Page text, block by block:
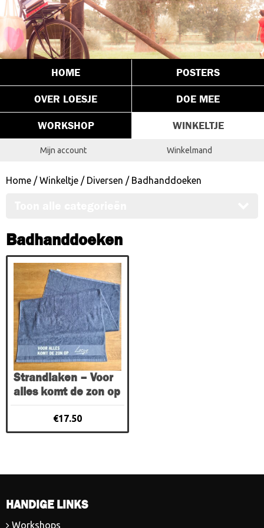
HOME POSTERS
OVER LOESJE DOE MEE
WORKSHOP WINKELTJE
Mijn account Winkelmand
Home /Winkeltje / Diversen / Badhanddoeken
Badhanddoeken
Strandlaken – Voor
alles komt de zon op
€17.50
HANDIGE LINKS
Workshops